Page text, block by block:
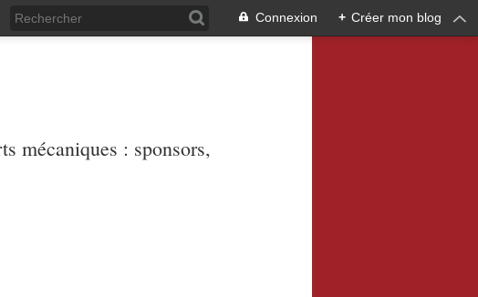
Connexion + Créer mon blog
mécaniques : sponsors,